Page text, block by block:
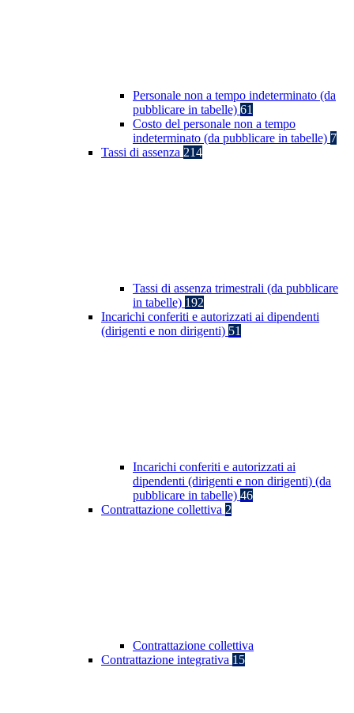
Personale non a tempo indeterminato (da
pubblicare in tabelle) 61
Costo del personale non a tempo
indeterminato (da pubblicare in tabelle) 7
Tassi di assenza 214
Tassi di assenza trimestrali (da pubblicare
in tabelle) 192
Incarichi conferiti e autorizzati ai dipendenti
(dirigenti e non dirigenti) 51
Incarichi conferiti e autorizzati ai
dipendenti (dirigenti e non dirigenti) (da
pubblicare in tabelle) 46
Contrattazione collettiva 2
Contrattazione collettiva
Contrattazione integrativa 15